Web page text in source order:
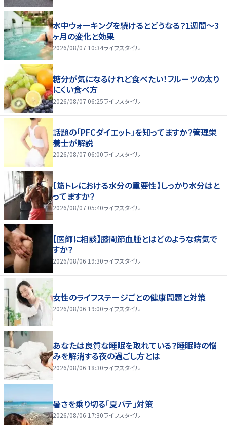
水中ウォーキングを続けるとどうなる？1週間～3
ヶ月の変化と効果
2026/08/07 10:34ライフスタイル
糖分が気になるけれど食べたい！フルーツの太り
にくい食べ方
2026/08/07 06:25ライフスタイル
話題の「PFCダイエット」を知ってますか？管理栄
養士が解説
2026/08/07 06:00ライフスタイル
【筋トレにおける水分の重要性】しっかり水分はと
ってますか？
2026/08/07 05:40ライフスタイル
【医師に相談】膝関節血腫とはどのような病気で
すか？
2026/08/06 19:30ライフスタイル
女性のライフステージごとの健康問題と対策
2026/08/06 19:00ライフスタイル
あなたは良質な睡眠を取れている？睡眠時の悩
みを解消する夜の過ごし方とは
2026/08/06 18:30ライフスタイル
暑さを乗り切る「夏バテ」対策
2026/08/06 17:30ライフスタイル